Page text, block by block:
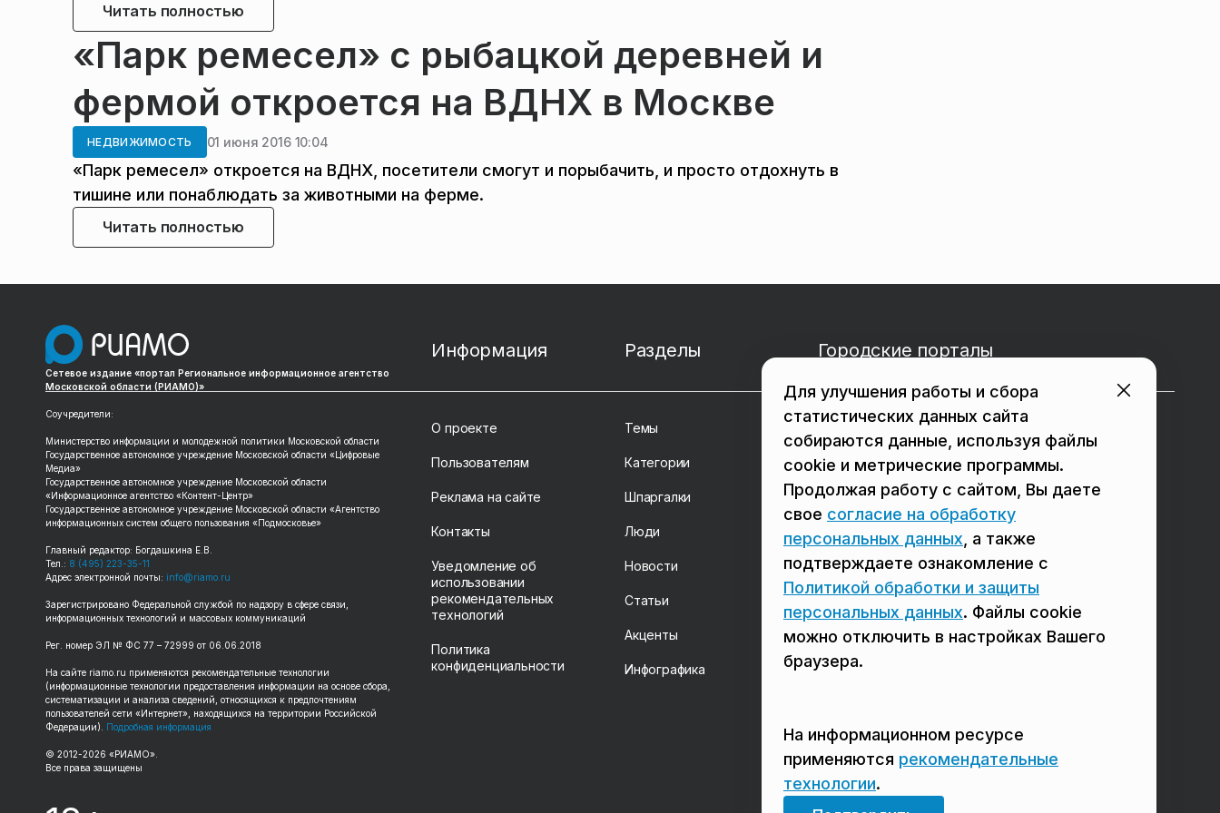
Читать полностью
«Парк ремесел» с рыбацкой деревней и
фермой откроется на ВДНХ в Москве
НЕДВИЖИМОСТЬ 01 июня 2016 10:04
«Парк ремесел» откроется на ВДНХ, посетители смогут и порыбачить, и просто отдохнуть в
тишине или понаблюдать за животными на ферме.
Читать полностью
Сетевое издание «портал Региональное информационное агентство
Московской области (РИАМО)»
Соучредители:
Министерство информации и молодежной политики Московской области
Государственное автономное учреждение Московской области «Цифровые
Медиа»
Государственное автономное учреждение Московской области
«Информационное агентство «Контент-Центр»
Государственное автономное учреждение Московской области «Агентство
информационных систем общего пользования «Подмосковье»
Главный редактор: Богдашкина Е.В.
Тел.: 8 (495) 223-35-11
Адрес электронной почты:info@riamo.ru
Зарегистрировано Федеральной службой по надзору в сфере связи,
информационных технологий и массовых коммуникаций
Рег. номер ЭЛ № ФС 77 – 72999 от 06.06.2018
На сайте riamo.ru применяются рекомендательные технологии
(информационные технологии предоставления информации на основе сбора,
систематизации и анализа сведений, относящихся к предпочтениям
пользователей сети «Интернет», находящихся на территории Российской
Федерации). Подробная информация
© 2012-2026 «РИАМО».
Все права защищены
Информация
О проекте
Пользователям
Реклама на сайте
Контакты
Уведомление об
использовании
рекомендательных
технологий
Политика
конфиденциальности
Разделы
Темы
Категории
Шпаргалки
Люди
Новости
Статьи
Акценты
Инфографика
Городские порталы
в Реутове в Балашихе
в Сергиевом Посаде в Люберцах
в Домодедово в Щёлково
Для улучшения работы и сбора
статистических данных сайта
собираются данные, используя файлы
cookie и метрические программы.
Продолжая работу с сайтом, Вы даете
свое согласие на обработку
персональных данных , а также
подтверждаете ознакомление с
Политикой обработки и защиты
персональных данных. Файлы cookie
можно отключить в настройках Вашего
браузера.
На информационном ресурсе
применяются рекомендательные
технологии.